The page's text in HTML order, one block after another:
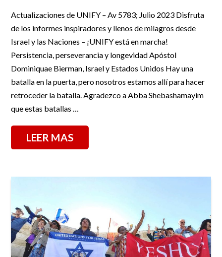
Actualizaciones de UNIFY – Av 5783; Julio 2023 Disfruta
de los informes inspiradores y llenos de milagros desde
Israel y las Naciones – ¡UNIFY está en marcha!
Persistencia, perseverancia y longevidad Apóstol
Dominiquae Bierman, Israel y Estados Unidos Hay una
batalla en la puerta, pero nosotros estamos allí para hacer
retroceder la batalla. Agradezco a Abba Shebashamayim
que estas batallas …
LEER MAS